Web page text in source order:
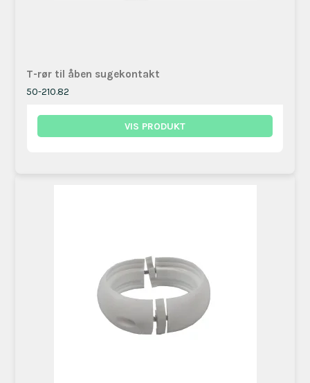
T-rør til åben sugekontakt
50-210.82
VIS PRODUKT